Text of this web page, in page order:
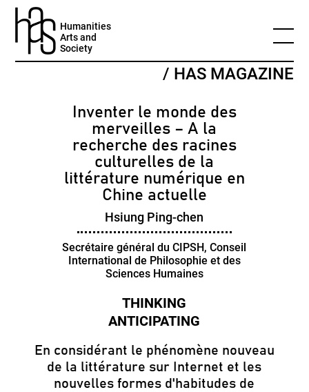
Humanities
Arts and
Society
/ HAS MAGAZINE
Inventer le monde des
merveilles – A la
recherche des racines
culturelles de la
littérature numérique en
Chine actuelle
Hsiung Ping-chen
Secrétaire général du CIPSH, Conseil
International de Philosophie et des
Sciences Humaines
En considérant le phénomène nouveau
de la littérature sur Internet et les
nouvelles formes d'habitudes de